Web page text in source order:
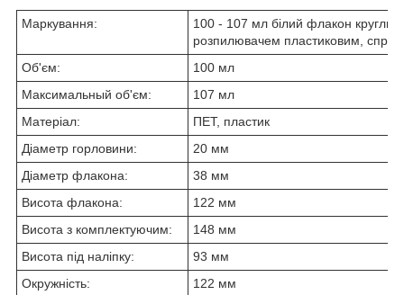
Маркування:
100 - 107 мл білий флакон
розпилювачем пластиковим,
Об'єм:
100 мл
Максимальный об'єм:
107 мл
Матеріал:
ПЕТ, пластик
Діаметр горловини:
20 мм
Діаметр флакона:
38 мм
Висота флакона:
122 мм
Висота з комплектуючим:
148 мм
Висота під наліпку:
93 мм
Окружність:
122 мм